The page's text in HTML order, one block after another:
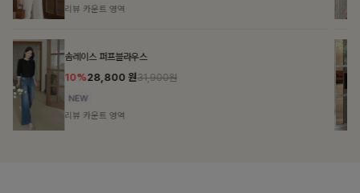
16,900